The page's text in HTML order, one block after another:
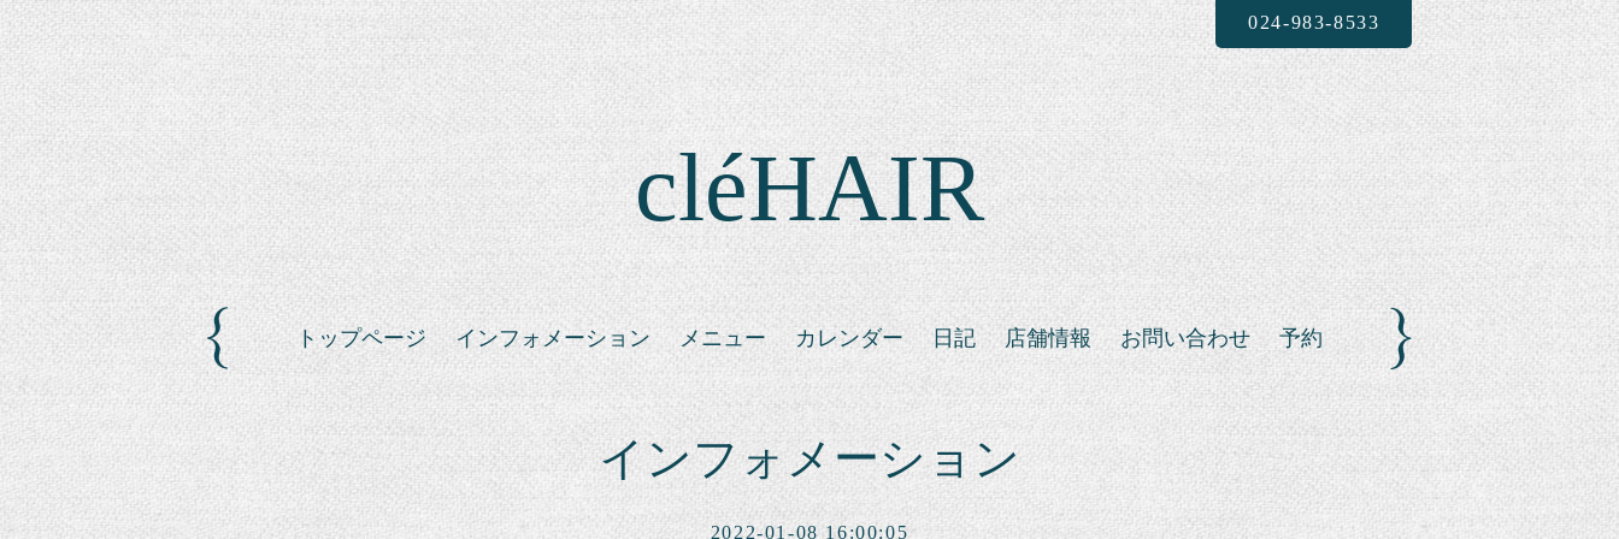
cléHAIR
024-983-8533
トップページ インフォメーション メニュー カレンダー 日記 店舗情報 お問い合わせ 予約
インフォメーション
2022-01-08 16:00:05